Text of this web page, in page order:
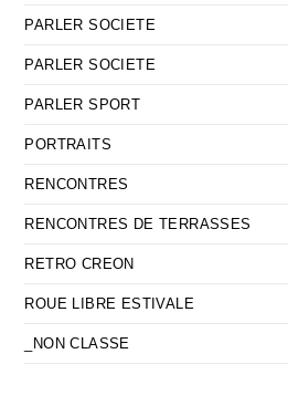
PARLER SOCIETE
PARLER SOCIETE
PARLER SPORT
PORTRAITS
RENCONTRES
RENCONTRES DE TERRASSES
RETRO CREON
ROUE LIBRE ESTIVALE
_NON CLASSE